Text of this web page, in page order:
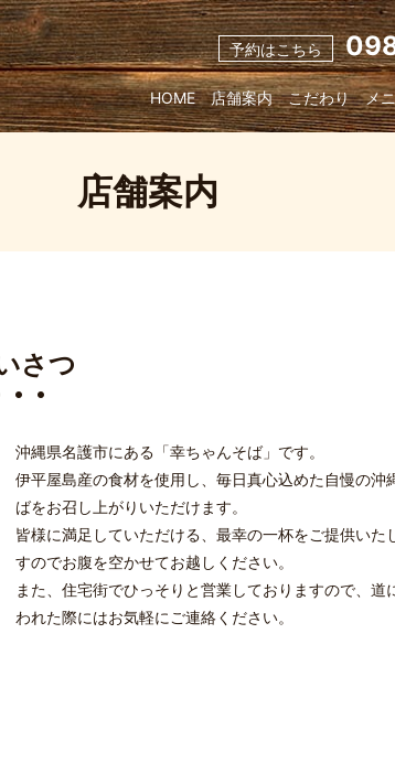
HOME 店舗案内 こだわり メ
予約はこちら
店舗案内
さつ
沖縄県名護市にある「幸ちゃんそば」です。
伊平屋島産の食材を使用し、毎日真心込めた自慢の沖
ばをお召し上がりいただけます。
皆様に満足していただける、最幸の一杯をご提供いた
すのでお腹を空かせてお越しください。
また、住宅街でひっそりと営業しておりますので、道
われた際にはお気軽にご連絡ください。